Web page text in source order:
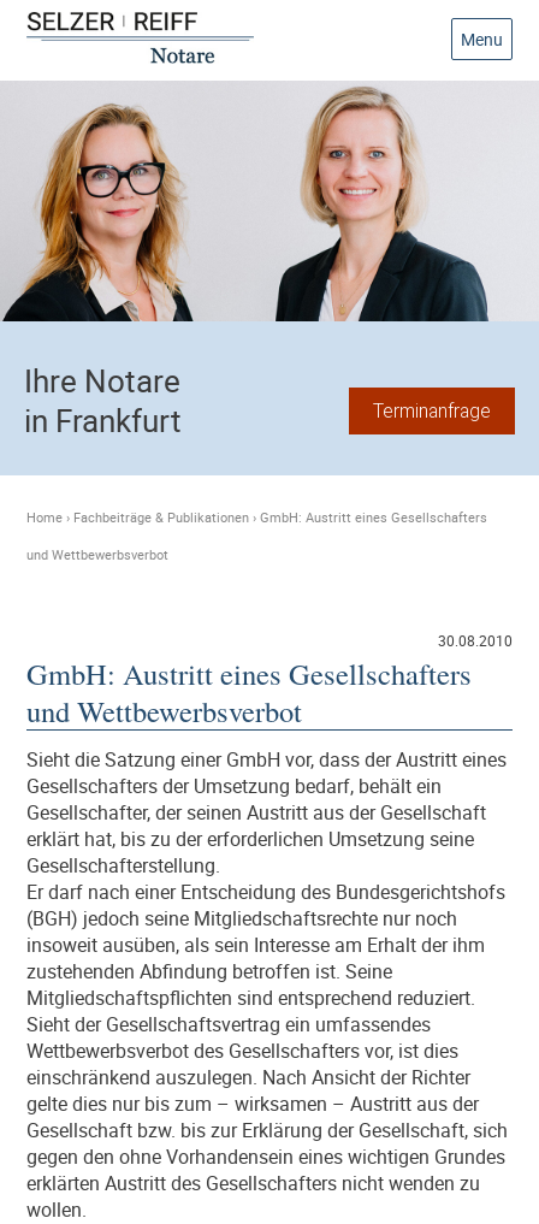
Menu
Ihre Notare
in Frankfurt
Terminanfrage
Home › Fachbeiträge & Publikationen ›GmbH: Austritt eines Gesellschafters
und Wettbewerbsverbot
30.08.2010
GmbH: Austritt eines Gesellschafters
und Wettbewerbsverbot
Sieht die Satzung einer GmbH vor, dass der Austritt eines
Gesellschafters der Umsetzung bedarf, behält ein
Gesellschafter, der seinen Austritt aus der Gesellschaft
erklärt hat, bis zu der erforderlichen Umsetzung seine
Gesellschafterstellung.
Er darf nach einer Entscheidung des Bundesgerichtshofs
(BGH) jedoch seine Mitgliedschaftsrechte nur noch
insoweit ausüben, als sein Interesse am Erhalt der ihm
zustehenden Abfindung betroffen ist. Seine
Mitgliedschaftspflichten sind entsprechend reduziert.
Sieht der Gesellschaftsvertrag ein umfassendes
Wettbewerbsverbot des Gesellschafters vor, ist dies
einschränkend auszulegen. Nach Ansicht der Richter
gelte dies nur bis zum – wirksamen – Austritt aus der
Gesellschaft bzw. bis zur Erklärung der Gesellschaft, sich
gegen den ohne Vorhandensein eines wichtigen Grundes
erklärten Austritt des Gesellschafters nicht wenden zu
wollen.